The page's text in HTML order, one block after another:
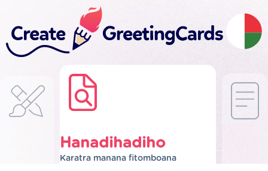
Hanadihadiho
Karatra manana fitomboana